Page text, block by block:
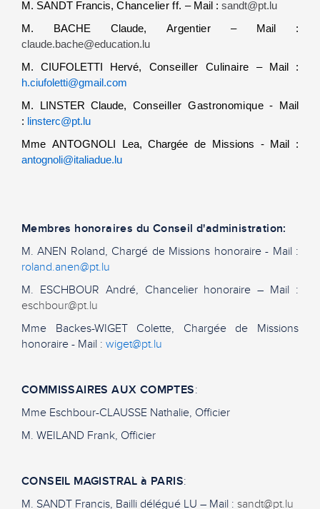
M. SANDT Francis, Chancelier ff. – Mail : sandt@pt.lu
M. BACHE Claude, Argentier – Mail :
claude.bache@education.lu
M. CIUFOLETTI Hervé, Conseiller Culinaire – Mail :
h.ciufoletti@gmail.com
M. LINSTER Claude, Conseiller Gastronomique- Mail
: linsterc@pt.lu
Mme ANTOGNOLI Lea, Chargée de Missions - Mail :
antognoli@italiadue.lu
Membres honoraires du Conseil d'administration:
M. ANEN Roland, Chargé de Missions honoraire - Mail :
roland.anen@pt.lu
M. ESCHBOUR André, Chancelier honoraire – Mail :
eschbour@pt.lu
Mme Backes-WIGET Colette, Chargée de Missions
honoraire - Mail : wiget@pt.lu
COMMISSAIRES AUX COMPTES:
Mme Eschbour-CLAUSSE Nathalie, Officier
M. WEILAND Frank, Officier
CONSEIL MAGISTRAL à PARIS:
M. SANDT Francis, Bailli délégué LU – Mail : sandt@pt.lu